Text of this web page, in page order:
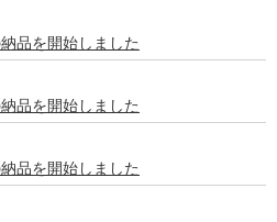
品を開始しました
品を開始しました
品を開始しました